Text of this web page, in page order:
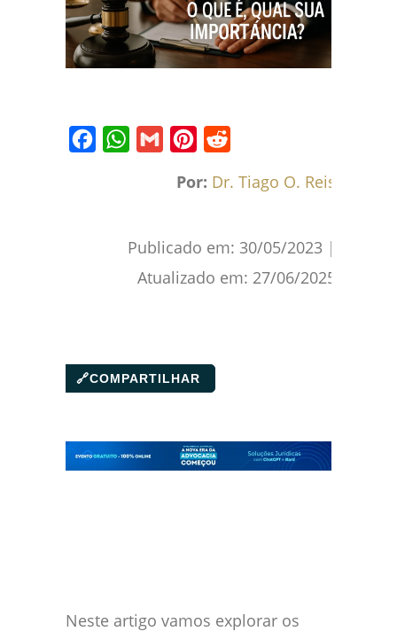
Por: Dr. Tiago O. Reis
Publicado em: 30/05/2023 |
Atualizado em: 27/06/2025
🔗COMPARTILHAR
Neste artigo vamos explorar os